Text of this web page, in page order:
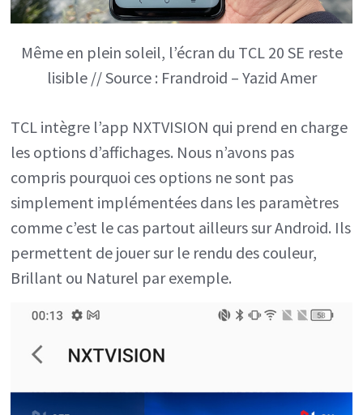
Même en plein soleil, l’écran du TCL 20 SE reste
lisible // Source : Frandroid – Yazid Amer
TCL intègre l’app NXTVISION qui prend en charge
les options d’affichages. Nous n’avons pas
compris pourquoi ces options ne sont pas
simplement implémentées dans les paramètres
comme c’est le cas partout ailleurs sur Android. Ils
permettent de jouer sur le rendu des couleur,
Brillant ou Naturel par exemple.